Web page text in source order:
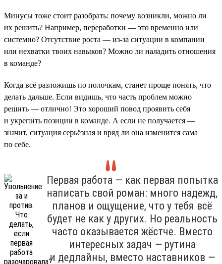
Минусы тоже стоит разобрать: почему возникли, можно ли
их решить? Например, переработки — это временно или
системно? Отсутствие роста — из-за ситуации в компании
или нехватки твоих навыков? Можно ли наладить отношения
в команде?
Когда всё разложишь по полочкам, станет проще понять, что
делать дальше. Если видишь, что часть проблем можно
решить — отлично! Это хороший повод проявить себя
и укрепить позиции в команде. А если не получается —
значит, ситуация серьёзная и вряд ли она изменится сама
по себе.
Первая работа — как первая попытка
написать свой роман: много надежд,
планов и ощущение, что у тебя всё
будет не как у других. Но реальность
часто оказывается жёстче. Вместо
интересных задач — рутина
и дедлайны, вместо наставников —